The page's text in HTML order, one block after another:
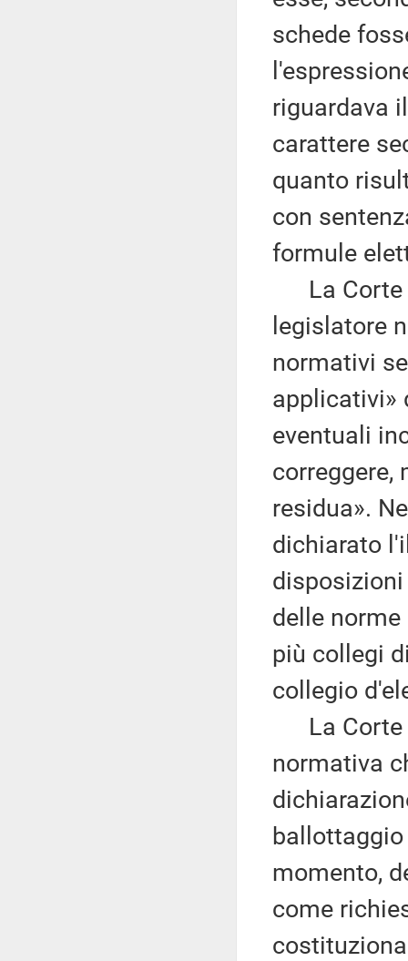
schede
riguardava
carattere
quanto
con
formule
La Corte
legislatore
normativi
applicativi»
eventuali
correggere,
residua».
dichiarato
delle
più collegi
collegio
La Corte
normativa
ballottaggio
momento,
come